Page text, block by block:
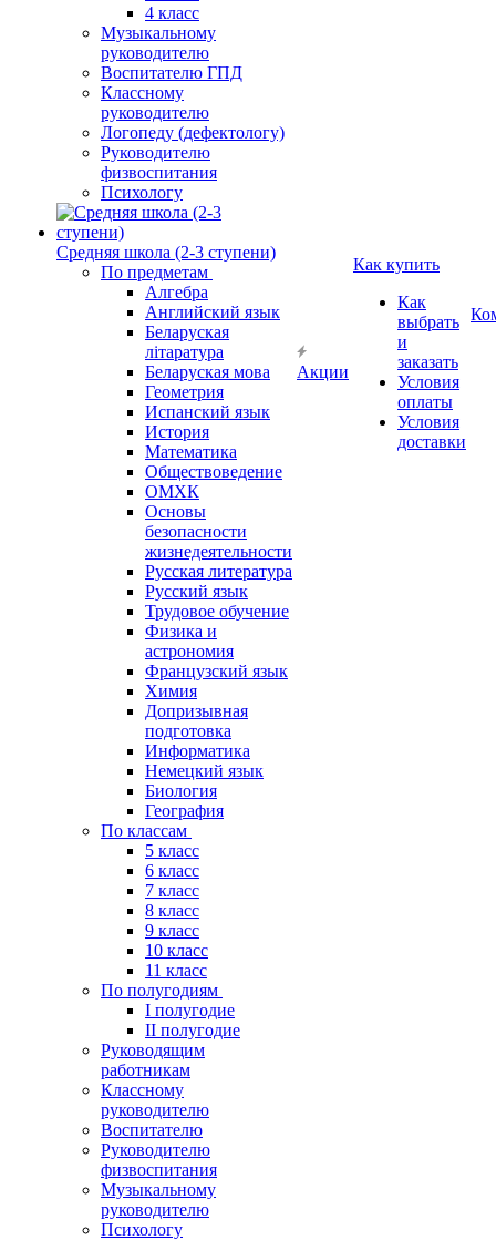
4 класс
Музыкальному
руководителю
Воспитателю ГПД
Классному
руководителю
Логопеду (дефектологу)
Руководителю
физвоспитания
Психологу
Средняя школа (2-3 ступени)
По предметам
Алгебра
Английский язык
Беларуская
літаратура
Беларуская мова
Геометрия
Испанский язык
История
Математика
Обществоведение
ОМХК
Основы
безопасности
жизнедеятельности
Русская литература
Русский язык
Трудовое обучение
Физика и
астрономия
Французский язык
Химия
Допризывная
подготовка
Информатика
Немецкий язык
Биология
География
По классам
5 класс
6 класс
7 класс
8 класс
9 класс
10 класс
11 класс
По полугодиям
I полугодие
II полугодие
Руководящим
работникам
Классному
руководителю
Воспитателю
Руководителю
физвоспитания
Музыкальному
руководителю
Психологу
Акции
Как купить
Как
выбрать
и
заказать
Условия
оплаты
Условия
доставки